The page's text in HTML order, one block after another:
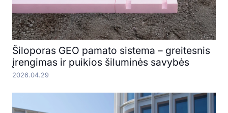
Šiloporas GEO pamato sistema – greitesnis
įrengimas ir puikios šiluminės savybės
2026.04.29